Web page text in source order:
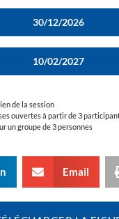
30/12/2026
10/02/2027
de la session
ouvertes à partir de 3
un groupe de 3 personnes
Email